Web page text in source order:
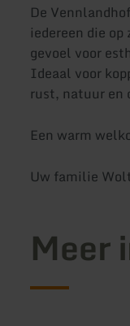
De
iedereen die
gevoel voor
Ideaal voor
rust, natuur en
Een warm
Uw familie
Meer